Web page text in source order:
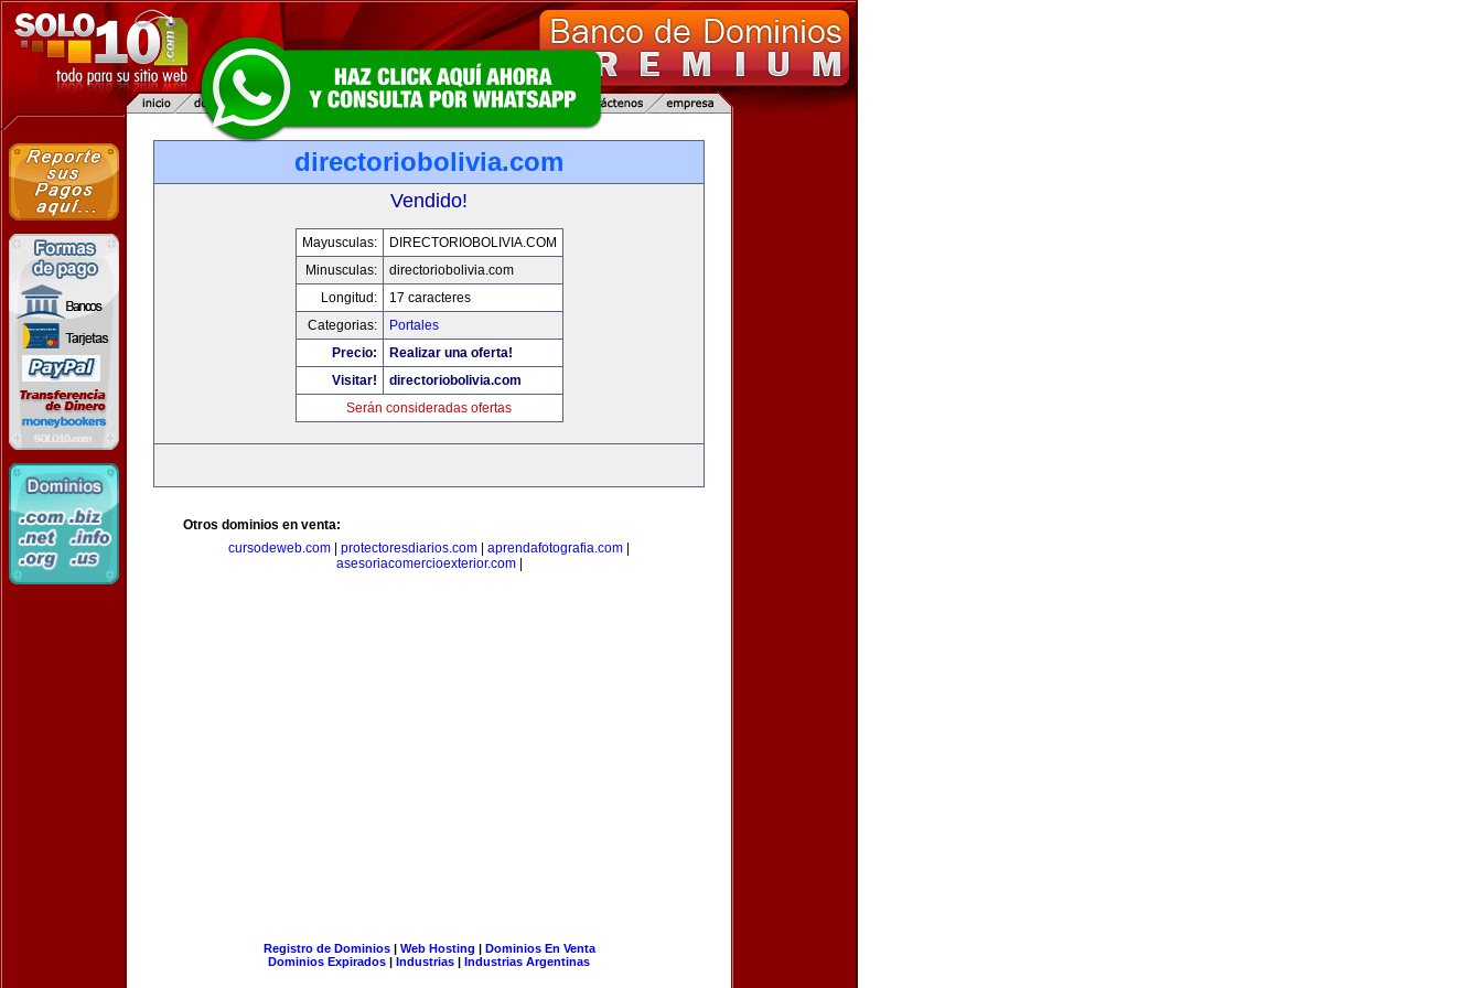
directoriobolivia.com
Vendido!
Mayusculas:
DIRECTORIOBOLIVIA.COM
Minusculas:
directoriobolivia.com
Longitud:
17 caracteres
Categorias:
Portales
Precio:
Realizar una oferta!
Visitar!
directoriobolivia.com
Serán consideradas ofertas
Otros dominios en venta:
cursodeweb.com
protectoresdiarios.com aprendafotografia.com
asesoriacomercioexterior.com|
Registro de Dominios| Web Hosting | Dominios En Venta
Dominios Expirados | Industrias | Industrias Argentinas